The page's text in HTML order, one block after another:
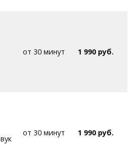
от 30 минут 1 990 руб.
от 30 минут 1 990 руб.